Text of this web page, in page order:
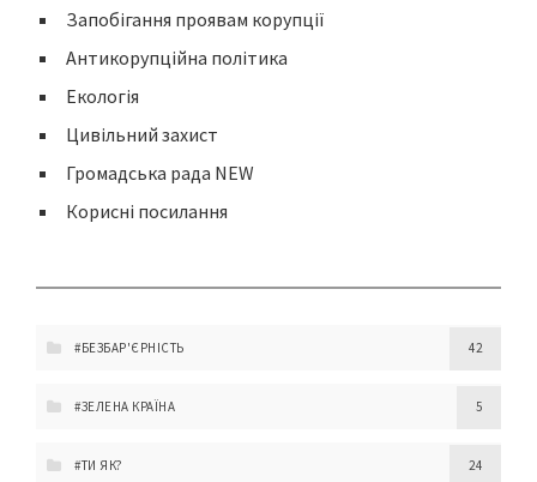
Запобігання проявам корупції
Антикорупційна політика
Екологія
Цивільний захист
Громадська рада NEW
Корисні посилання
#БЕЗБАР'ЄРНІСТЬ 42
#ЗЕЛЕНА КРАЇНА 5
#ТИ ЯК? 24